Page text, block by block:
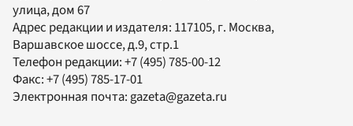
улица, дом 67
Адрес редакции и издателя: 117105, г. Москва,
Варшавское шоссе, д.9, стр.1
Телефон редакции:+7 (495) 785-00-12
Факс:+7 (495) 785-17-01
Электронная почта:gazeta@gazeta.ru